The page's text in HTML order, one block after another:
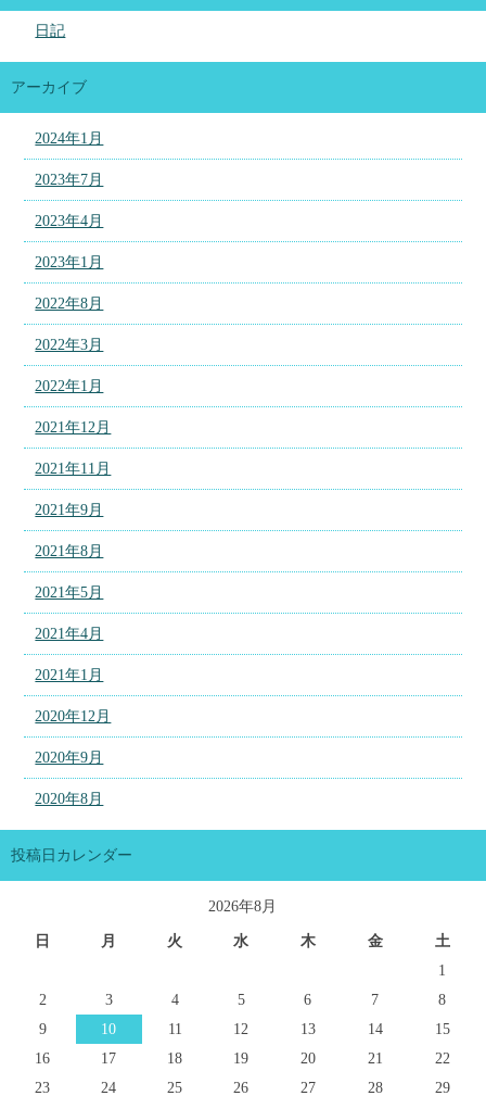
日記
アーカイブ
2024年1月
2023年7月
2023年4月
2023年1月
2022年8月
2022年3月
2022年1月
2021年12月
2021年11月
2021年9月
2021年8月
2021年5月
2021年4月
2021年1月
2020年12月
2020年9月
2020年8月
投稿日カレンダー
2026年8月
日 月 火 水 木 金
土
1
2
3 4 5 6 7
8
9
10 11 12 13 14
15
16
17 18 19 20 21
22
23
24 25 26 27 28 29